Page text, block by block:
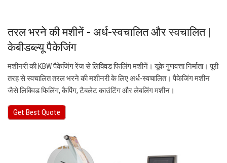
तरल भरने की मशीनें - अर्ध-स्वचालित और स्वचालित |
केबीडब्ल्यू पैकेजिंग
मशीनरी की KBW पैकेजिंग रेंज से लिक्विड फिलिंग मशीनें। यूके गुणवत्ता निर्माता। पूरी
तरह से स्वचालित तरल भरने की मशीनरी के लिए अर्ध-स्वचालित। पैकेजिंग मशीन
जैसे लिक्विड फिलिंग, कैपिंग, टैबलेट काउंटिंग और लेबलिंग मशीन।
Get Best Quote